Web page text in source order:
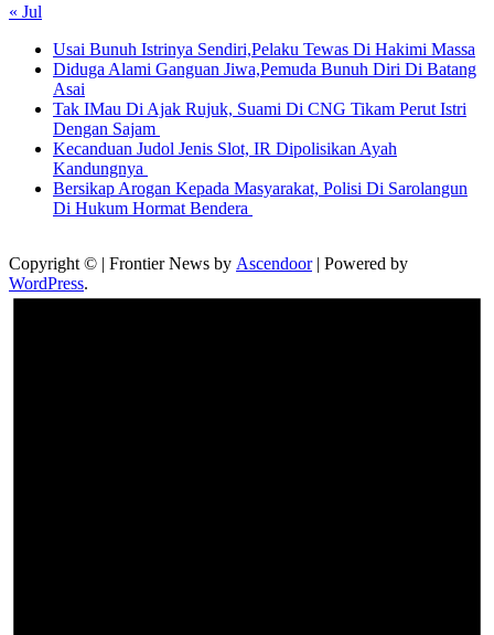
« Jul
Usai Bunuh Istrinya Sendiri,Pelaku Tewas Di Hakimi Massa
Diduga Alami Ganguan Jiwa,Pemuda Bunuh Diri Di Batang
Asai
Tak IMau Di Ajak Rujuk, Suami Di CNG Tikam Perut Istri
Dengan Sajam
Kecanduan Judol Jenis Slot, IR Dipolisikan Ayah
Kandungnya
Bersikap Arogan Kepada Masyarakat, Polisi Di Sarolangun
Di Hukum Hormat Bendera
Copyright © | Frontier News by Ascendoor| Powered by
WordPress.